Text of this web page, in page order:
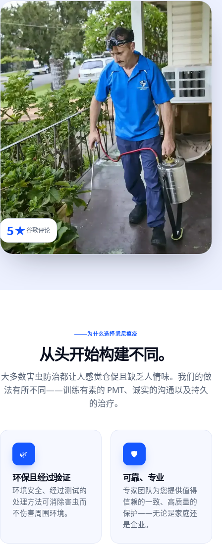
5★谷歌评论
为什么选择悉尼瘟疫
从头开始构建不同。
大多数害虫防治都让人感觉仓促且缺乏人情味。我们的做
法有所不同——训练有素的 PMT、诚实的沟通以及持久
的治疗。
🌿
环保且经过验证
环境安全、经过测试的
处理方法可消除害虫而
不伤害周围环境。
🛡️
可靠、专业
专家团队为您提供值得
信赖的一致、高质量的
保护——无论是家庭还
是企业。